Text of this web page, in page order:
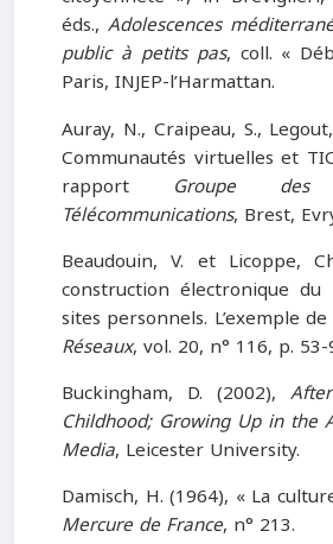
éds., Adolescences
public à petits pas, coll. «
Paris, INJEP-l’Harmattan.
Auray, N., Craipeau, S.,
Communautés virtuelles et
rapport Groupe
Télécommunications, Brest,
Beaudouin, V. et Licoppe,
construction électronique
sites personnels. L’exemple
Réseaux, vol. 20, n° 116, p. 53-
Buckingham, D. (2002),
Childhood; Growing Up in the
Media, Leicester University.
Damisch, H. (1964), « La
Mercure de France, n° 213.